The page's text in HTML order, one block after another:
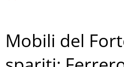
Mobili del